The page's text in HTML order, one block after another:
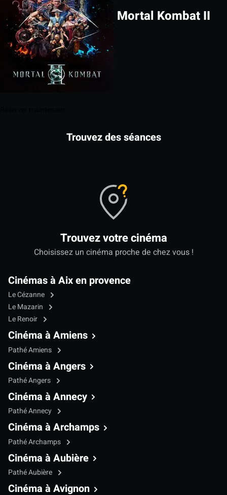
Mortal Kombat II
Trouvez des séances
Trouvez votre cinéma
Choisissez un cinéma proche de chez vous !
Cinémas à Aix en provence
Le Cézanne
Le Mazarin
Le Renoir
Cinéma à Amiens
Pathé Amiens
Cinéma à Angers
Pathé Angers
Cinéma à Annecy
Pathé Annecy
Cinéma à Archamps
Pathé Archamps
Cinéma à Aubière
Pathé Aubière
Cinéma à Avignon